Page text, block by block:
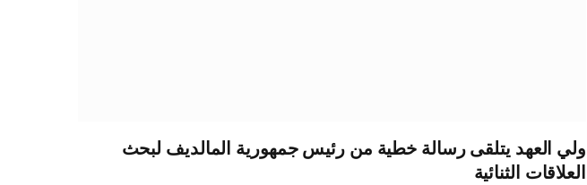
ولي العهد يتلقى رسالة خطية من رئيس جمهورية المالديف لبحث
العلاقات الثنائية